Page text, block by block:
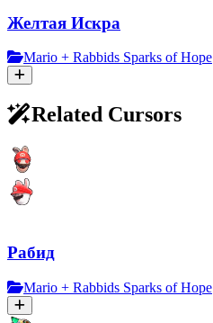
Желтая Искра
Mario + Rabbids Sparks of Hope
Related Cursors
Рабид
Mario + Rabbids Sparks of Hope